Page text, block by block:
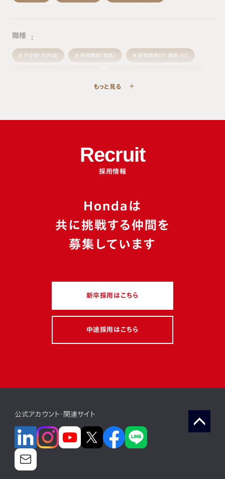
職種
IT企画・社内SE 研究開発（電気） 研究開発（IT・通信・AI）
イベントレポート 座談会 特別企画
スキルアップ・成長環境 グローバル 駐在経験
フィロソフィー ボトムアップ
ソフトウェア(組み込み)
モビリティサービス 新規事業 最先端技術
カーボンニュートラル コロナ禍
もっと見る
Recruit
採用情報
Hondaは
共に挑戦する仲間を
募集しています
新卒採用はこちら
中途採用はこちら
公式アカウント・関連サイト